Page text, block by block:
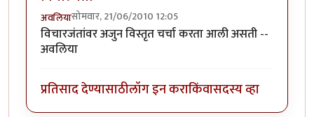
अवलियासोमवार, 21/06/2010 12:05
विचारजंतांवर अजुन विस्तृत चर्चा करता आली असती --
अवलिया
प्रतिसाद देण्यासाठीलॉग इन कराकिंवासदस्य व्हा